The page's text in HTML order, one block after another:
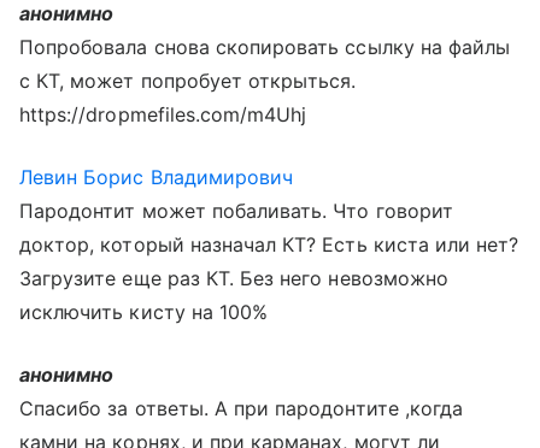
анонимно
Попробовала снова скопировать ссылку на файлы
с КТ, может попробует открыться.
https://dropmefiles.com/m4Uhj
Левин Борис Владимирович
Пародонтит может побаливать. Что говорит
доктор, который назначал КТ? Есть киста или нет?
Загрузите еще раз КТ. Без него невозможно
исключить кисту на 100%
анонимно
Спасибо за ответы. А при пародонтите ,когда
камни на корнях, и при карманах, могут ли